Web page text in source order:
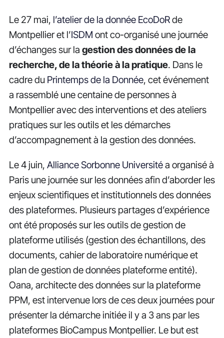
Le 27 mai, l’atelier de la donnée EcoDoRde
Montpellier et l’ISDM ont co-organisé une journée
d’échanges sur la gestion des données de la
recherche, de la théorie à la pratique. Dans le
cadre du Printemps de la Donnée, cet événement
a rassemblé une centaine de personnes à
Montpellier avec des interventions et des ateliers
pratiques sur les outils et les démarches
d’accompagnement à la gestion des données.
Le 4 juin, Alliance Sorbonne Universitéa organisé à
Paris une journée sur les données afin d’aborder les
enjeux scientifiques et institutionnels des données
des plateformes. Plusieurs partages d’expérience
ont été proposés sur les outils de gestion de
plateforme utilisés (gestion des échantillons, des
documents, cahier de laboratoire numérique et
plan de gestion de données plateforme entité).
Oana, architecte des données sur la plateforme
PPM, est intervenue lors de ces deux journées pour
présenter la démarche initiée il y a 3 ans par les
plateformes BioCampus Montpellier. Le but est